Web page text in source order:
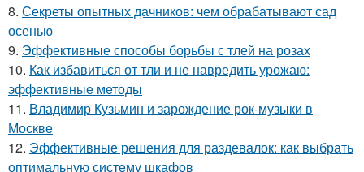
8. Секреты опытных дачников: чем обрабатывают сад
осенью
9. Эффективные способы борьбы с тлей на розах
10. Как избавиться от тли и не навредить урожаю:
эффективные методы
11. Владимир Кузьмин и зарождение рок-музыки в
Москве
12. Эффективные решения для раздевалок: как выбрать
оптимальную систему шкафов